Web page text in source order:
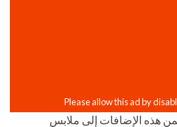
هذه الإضافات إلى ملابس